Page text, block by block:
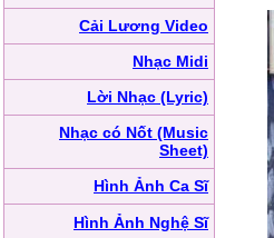
Cải Lương Video
Nhạc Midi
Lời Nhạc (Lyric)
Nhạc có Nốt (Music
Sheet)
Hình Ảnh Ca Sĩ
Hình Ảnh Nghệ Sĩ